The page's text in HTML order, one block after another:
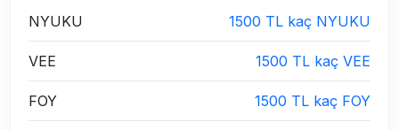
NYUKU 1500 TL kaç NYUKU
VEE 1500 TL kaç VEE
FOY 1500 TL kaç FOY